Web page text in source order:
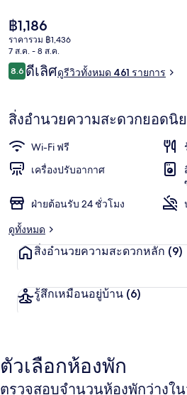
มิ
นามิ
เอ
ซุโช
เอกิ
ชิน
เซไก
ที่พักนี้อยู่ใกล้ขนส่งสาธารณะ: เดินไม่กี่ก้าว
นาทีถึง สถานีรถไฟ Imaimiyaebisu
ราคา
ปัจจุบัน
฿1,186
฿1,186
ราคารวม ฿1,436
7 ส.ค. - 8 ส.ค.
รีวิว
8.68.6 จาก 10
ดีเลิศดูรีวิวทั้งหมด 461 รายการ
สิ่งอำนวยความสะดวกยอดนิ
Wi-Fi ฟรี
เครื่องปรับอากาศ
ฝ่ายต้อนรับ 24 ชั่วโมง
ดูทั้งหมด
สิ่งอำนวยความสะดวกหลัก (9)
รู้สึกเหมือนอยู่บ้าน (6)
ตัวเลือกห้องพัก
ตรวจสอบจำนวนห้องพักว่างใ